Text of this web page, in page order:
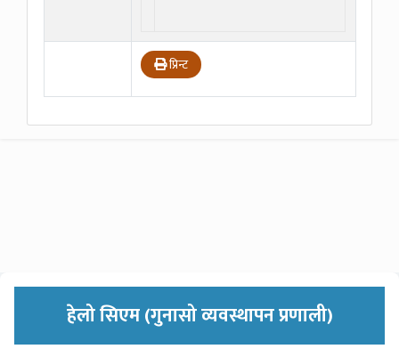
प्रिन्ट
हेलो सिएम (गुनासो व्यवस्थापन प्रणाली)